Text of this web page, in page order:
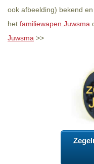
ook afbeelding) bekend
het familiewapen Juwsma
Juwsma >>